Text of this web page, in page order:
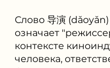
Слово 导演
означает
контексте
человека,